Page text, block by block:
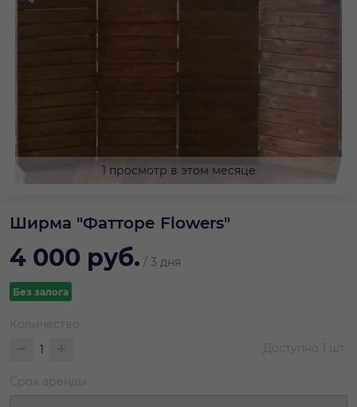
1 просмотр в этом месяце
Ширма "Фатторе Flowers"
4 000 руб. / 3 дня
Без залога
Количество
Доступно 1 шт.
Срок аренды